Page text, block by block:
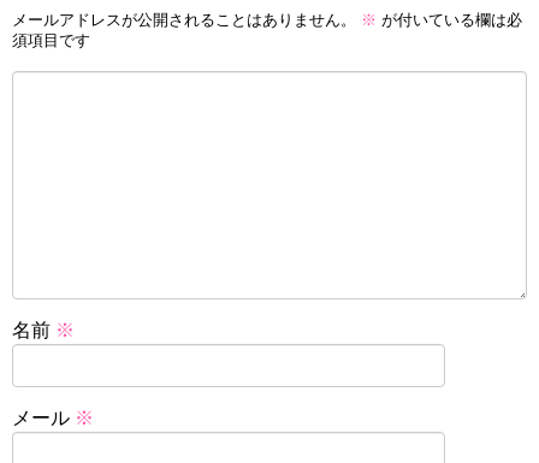
メールアドレスが公開されることはありません。 ※ が付いている欄は必
須項目です
名前 ※
メール ※